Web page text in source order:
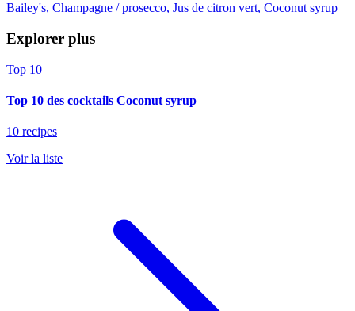
Bailey's, Champagne / prosecco, Jus de citron vert, Coconut syrup
Explorer plus
Top 10
Top 10 des cocktails Coconut syrup
10 recipes
Voir la liste